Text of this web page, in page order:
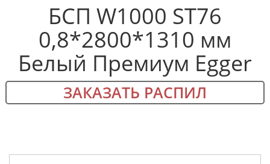
БСП W1000 ST76
0,8*2800*1310 мм
Белый Премиум Egger
ЗАКАЗАТЬ РАСПИЛ